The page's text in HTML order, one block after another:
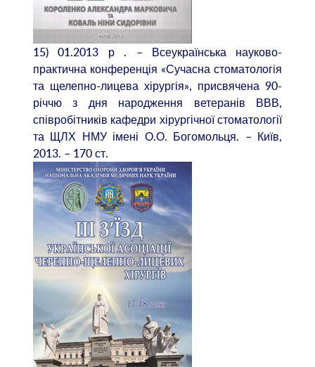
15) 01.2013 р . – Всеукраїнська науково-
практична конференція «Сучасна стоматологія
та щелепно-лицева хірургія», присвячена 90-
річчю з дня народження ветеранів ВВВ,
співробітників кафедри хірургічної стоматології
та ЩЛХ НМУ імені О.О. Богомольця. – Київ,
2013. – 170 ст.